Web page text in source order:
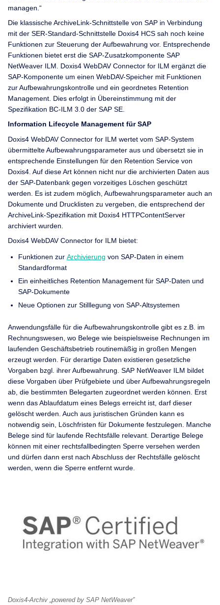
managen.“
Die klassische ArchiveLink-Schnittstelle von SAP in Verbindung
mit der SER-Standard-Schnittstelle Doxis4 HCS sah noch keine
Funktionen zur Steuerung der Aufbewahrung vor. Entsprechende
Funktionen bietet erst die SAP-Zusatzkomponente SAP
NetWeaver ILM. Doxis4 WebDAV Connector for ILM ergänzt die
SAP-Komponente um einen WebDAV-Speicher mit Funktionen
zur Aufbewahrungskontrolle und ein geordnetes Retention
Management. Dies erfolgt in Übereinstimmung mit der
Spezifikation BC-ILM 3.0 der SAP SE.
Information Lifecycle Management für SAP
Doxis4 WebDAV Connector for ILM wertet vom SAP-System
übermittelte Aufbewahrungsparameter aus und übersetzt sie in
entsprechende Einstellungen für den Retention Service von
Doxis4. Auf diese Art können nicht nur die archivierten Daten aus
der SAP-Datenbank gegen vorzeitiges Löschen geschützt
werden. Es ist zudem möglich, Aufbewahrungsparameter auch an
Dokumente und Drucklisten zu vergeben, die entsprechend der
ArchiveLink-Spezifikation mit Doxis4 HTTPContentServer
archiviert wurden.
Doxis4 WebDAV Connector for ILM bietet:
Funktionen zur Archivierung von SAP-Daten in einem
Standardformat
Ein einheitliches Retention Management für SAP-Daten und
SAP-Dokumente
Neue Optionen zur Stilllegung von SAP-Altsystemen
Anwendungsfälle für die Aufbewahrungskontrolle gibt es z.B. im
Rechnungswesen, wo Belege wie beispielsweise Rechnungen im
laufenden Geschäftsbetrieb routinemäßig in großen Mengen
erzeugt werden. Für derartige Daten existieren gesetzliche
Vorgaben bzgl. ihrer Aufbewahrung. SAP NetWeaver ILM bildet
diese Vorgaben über Prüfgebiete und über Aufbewahrungsregeln
ab, die bestimmten Belegarten zugeordnet werden können. Erst
wenn das Ablaufdatum eines Belegs erreicht ist, darf dieser
gelöscht werden. Auch aus juristischen Gründen kann es
notwendig sein, Löschfristen für Dokumente festzulegen. Manche
Belege sind für laufende Rechtsfälle relevant. Derartige Belege
können mit einer rechtsfallbedingten Sperre versehen werden
und dürfen dann erst nach Abschluss der Rechtsfälle gelöscht
werden, wenn die Sperre entfernt wurde.
Doxis4-Archiv „powered by SAP NetWeaver”